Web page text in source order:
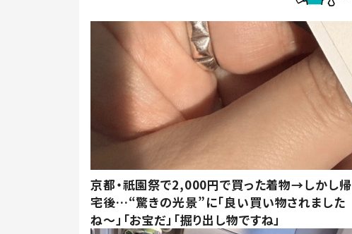
京都・祇園祭で2,000円で買った着物→しかし帰
宅後…“驚きの光景”に「良い買い物されました
ね～」「お宝だ」「掘り出し物ですね」